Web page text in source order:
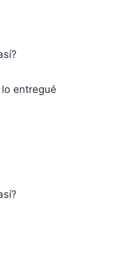
entregué